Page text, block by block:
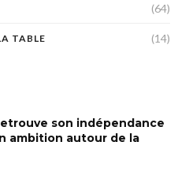
(64)
TABLE (14)
son indépendance
ambition autour de la